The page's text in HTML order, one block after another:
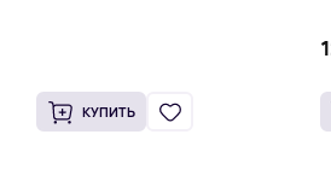
КУПИТЬ